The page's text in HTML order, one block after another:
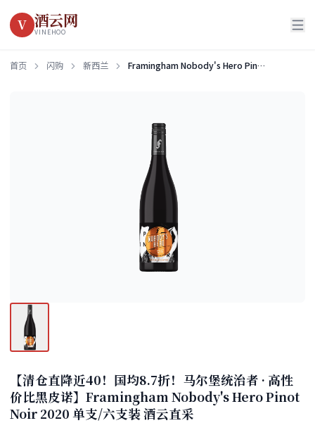
V 酒云网
VINEHOO
首页 闪购 新西兰 Framingham Nobody's Hero Pinot Noir
【清仓直降近40！国均8.7折！马尔堡统治者 · 高性
价比黑皮诺】Framingham Nobody's Hero Pinot
Noir 2020 单支/六支装 酒云直采